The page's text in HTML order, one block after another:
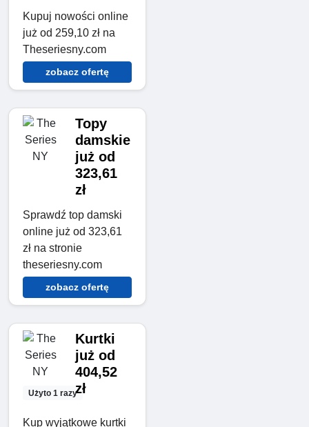
Kupuj nowości online
już od 259,10 zł na
Theseriesny.com
zobacz ofertę
Topy
damskie
już od
323,61
zł
Sprawdź top damski
online już od 323,61
zł na stronie
theseriesny.com
zobacz ofertę
Użyto 1 razy
Kurtki
już od
404,52
zł
Kup wyjątkowe kurtki